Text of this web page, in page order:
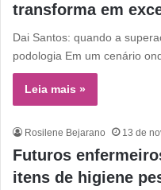
transforma em
Dai Santos: quando a
podologia Em um cenário
Leia mais »
Rosilene Bejarano 13 de
Futuros
itens de higiene